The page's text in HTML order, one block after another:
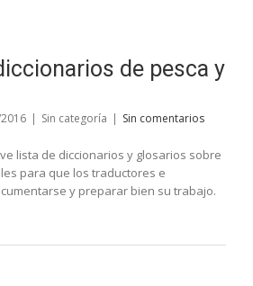
de pesca y
| Sin categoría | Sin comentarios
lista de diccionarios y glosarios sobre
para que los traductores e
y preparar bien su trabajo.